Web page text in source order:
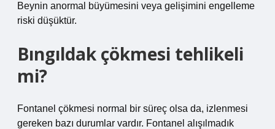
Beynin anormal büyümesini veya gelişimini engelleme
riski düşüktür.
Bıngıldak çökmesi tehlikeli
mi?
Fontanel çökmesi normal bir süreç olsa da, izlenmesi
gereken bazı durumlar vardır. Fontanel alışılmadık